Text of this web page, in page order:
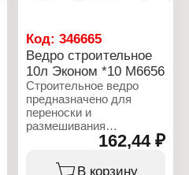
Код:346665
Ведро строительное
10л Эконом *10 М6656
Строительное ведро
предназначено для
переноски и
размешивания
строительных
металлическая, что
162,44 ₽
В корзину